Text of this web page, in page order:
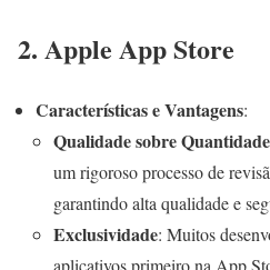
2. Apple App Store
Características e Vantagens:
Qualidade sobre Quantidade
um rigoroso processo de
garantindo alta qualidade e
Exclusividade: Muitos
aplicativos primeiro na App